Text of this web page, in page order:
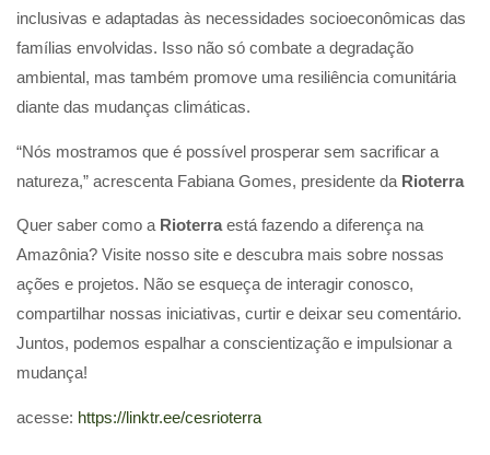
inclusivas e adaptadas às necessidades socioeconômicas das
famílias envolvidas. Isso não só combate a degradação
ambiental, mas também promove uma resiliência comunitária
diante das mudanças climáticas.
“Nós mostramos que é possível prosperar sem sacrificar a
natureza,” acrescenta Fabiana Gomes, presidente da Rioterra
Quer saber como a Rioterraestá fazendo a diferença na
Amazônia? Visite nosso site e descubra mais sobre nossas
ações e projetos. Não se esqueça de interagir conosco,
compartilhar nossas iniciativas, curtir e deixar seu comentário.
Juntos, podemos espalhar a conscientização e impulsionar a
mudança!
acesse: https://linktr.ee/cesrioterra